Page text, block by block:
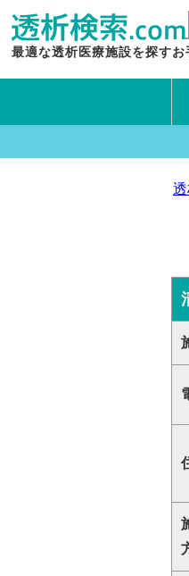
最適な透析医療施設を探すお